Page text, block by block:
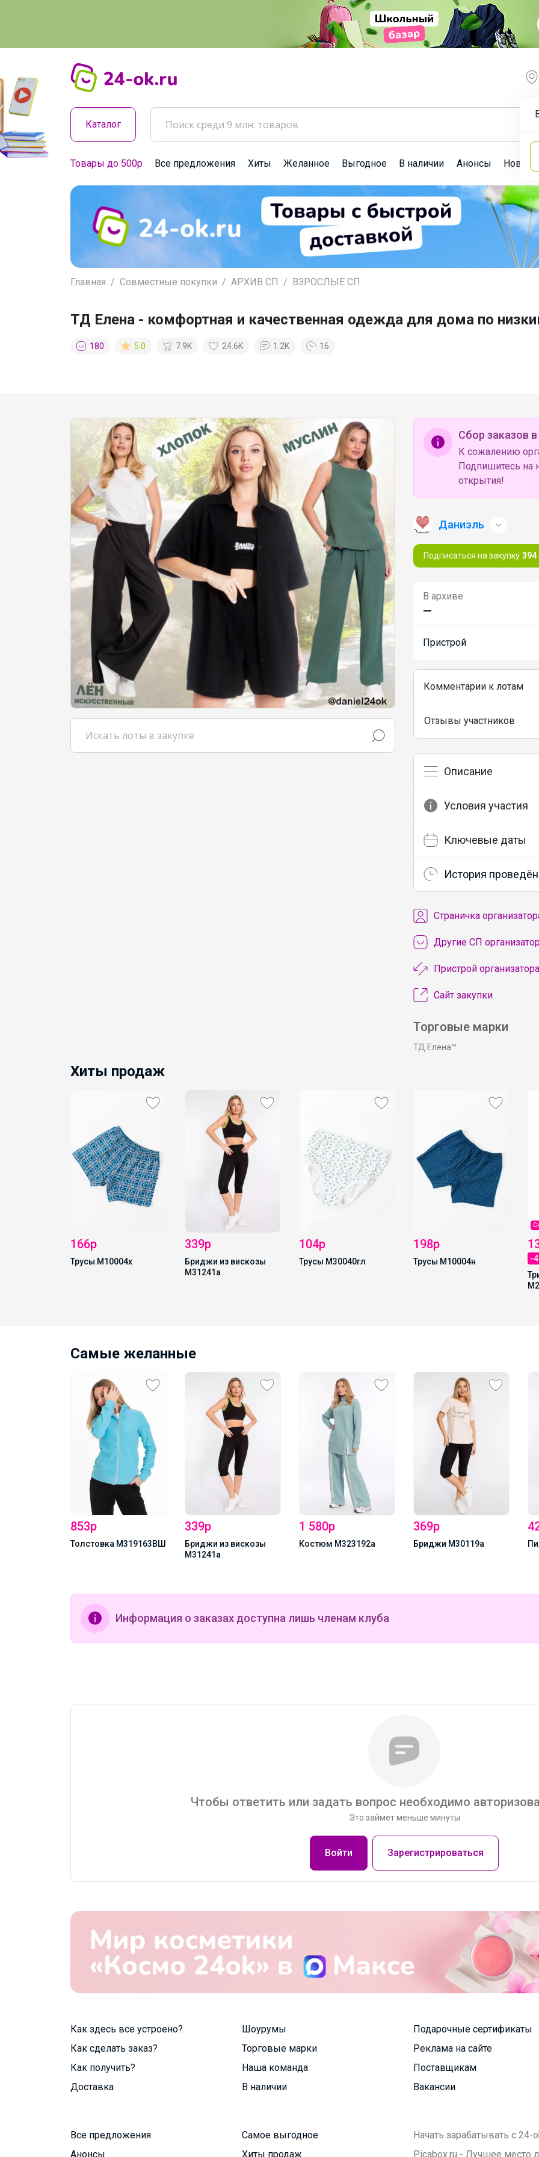
Каталог
Товары до 500р Все предложения Хиты Желанное Выгодное В наличии Анонсы Новости
Главная Совместные покупки АРХИВ СП ВЗРОСЛЫЕ СП
ТД Елена - комфортная и качественная одежда для дома по
180 5.0 7.9K 24.6K 1.2K 16
Сбор заказов
К сожалению
Подпишитесь на
открытия!
Даниэль
Подписаться на закупку 394
В архиве
—
Пристрой
Комментарии к лотам
Отзывы участников
Описание
Условия участия
Ключевые даты
История
Cтраничка
Другие СП
Пристрой
Сайт закупки
Торговые марки
ТД Елена™
Хиты продаж
166р
Трусы М10004х
339р
Бриджи из вискозы
М31241а
104р
Трусы М30040гл
198р
Трусы М10004н -
Самые желанные
853р
Толстовка М319163ВШ
339р
Бриджи из вискозы
М31241а
1 580р
Костюм М323192а
369р
Бриджи М30119а
Информация о заказах доступна лишь членам клуба
Чтобы ответить или задать вопрос необходимо
Это займет меньше минуты
Войти Зарегистрироваться
Как здесь все устроено?
Как сделать заказ?
Как получить?
Доставка
Шоурумы
Торговые марки
Наша команда
В наличии
Подарочные сертификаты
Реклама на сайте
Поставщикам
Вакансии
Все предложения
Анонсы
Самое выгодное
Хиты продаж
Начать зарабатывать с 24-
Picabox.ru - Лучшее место